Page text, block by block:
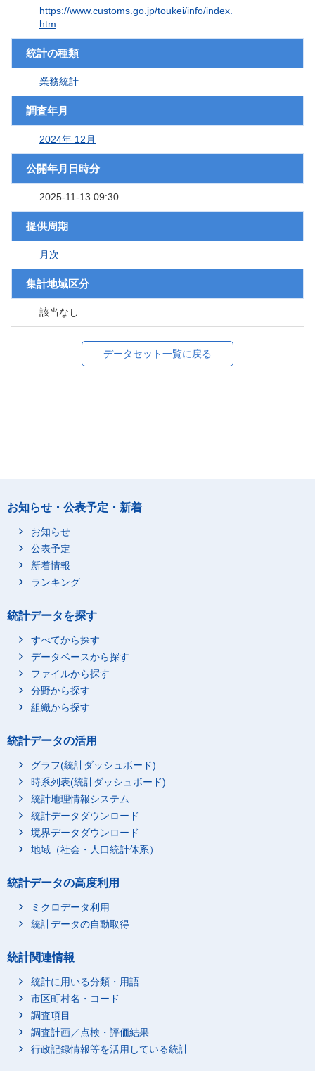
https://www.customs.go.jp/toukei/info/index.
htm
統計の種類
業務統計
調査年月
2024年 12月
公開年月日時分
2025-11-13 09:30
提供周期
月次
集計地域区分
該当なし
データセット一覧に戻る
お知らせ・公表予定・新着
お知らせ
公表予定
新着情報
ランキング
統計データを探す
すべてから探す
データベースから探す
ファイルから探す
分野から探す
組織から探す
統計データの活用
グラフ(統計ダッシュボード)
時系列表(統計ダッシュボード)
統計地理情報システム
統計データダウンロード
境界データダウンロード
地域（社会・人口統計体系）
統計データの高度利用
ミクロデータ利用
統計データの自動取得
統計関連情報
統計に用いる分類・用語
市区町村名・コード
調査項目
調査計画／点検・評価結果
行政記録情報等を活用している統計